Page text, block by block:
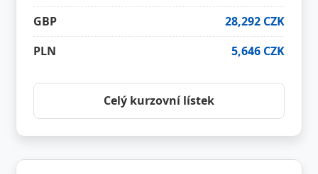
GBP
28,292 CZK
PLN
5,646 CZK
Celý kurzovní lístek